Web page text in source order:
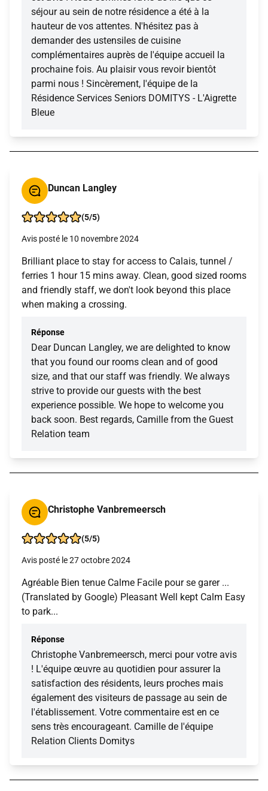
séjour au sein de notre résidence a été à la
hauteur de vos attentes. N'hésitez pas à
demander des ustensiles de cuisine
complémentaires auprès de l'équipe accueil la
prochaine fois. Au plaisir vous revoir bientôt
parmi nous ! Sincèrement, l'équipe de la
Résidence Services Seniors DOMITYS - L'Aigrette
Bleue
Duncan Langley
(5/5)
Avis posté le 10 novembre 2024
Brilliant place to stay for access to Calais, tunnel /
ferries 1 hour 15 mins away. Clean, good sized rooms
and friendly staff, we don't look beyond this place
when making a crossing.
Réponse
Dear Duncan Langley, we are delighted to know
that you found our rooms clean and of good
size, and that our staff was friendly. We always
strive to provide our guests with the best
experience possible. We hope to welcome you
back soon. Best regards, Camille from the Guest
Relation team
Christophe Vanbremeersch
(5/5)
Avis posté le 27 octobre 2024
Agréable Bien tenue Calme Facile pour se garer ...
(Translated by Google) Pleasant Well kept Calm Easy
to park...
Réponse
Christophe Vanbremeersch, merci pour votre avis
! L'équipe œuvre au quotidien pour assurer la
satisfaction des résidents, leurs proches mais
également des visiteurs de passage au sein de
l'établissement. Votre commentaire est en ce
sens très encourageant. Camille de l'équipe
Relation Clients Domitys